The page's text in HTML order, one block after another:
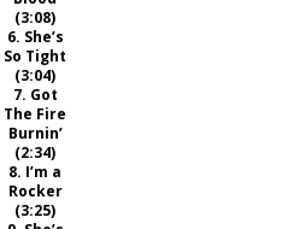
(3:08)
6. She’s
So Tight
(3:04)
7. Got
The Fire
Burnin’
(2:34)
8. I’m a
Rocker
(3:25)